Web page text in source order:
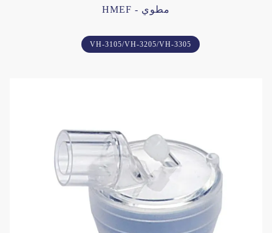
HMEF - مطوي
VH-3105/VH-3205/VH-3305